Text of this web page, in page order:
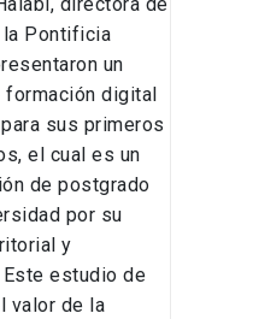
directora de
la Pontificia
un
digital
sus primeros
el cual es un
de postgrado
por su
y
estudio de
valor de la